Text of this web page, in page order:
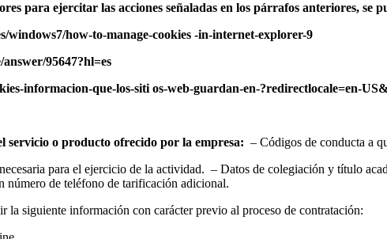
para ejercitar las acciones señaladas en los párrafos anteriores, se
how-to-manage-cookies -in-internet-explorer-9
95647?hl=es
informacion-que-los-siti os-web-guardan-en-?redirectlocale=en-
servicio o producto ofrecido por la empresa: – Códigos de conducta a
para el ejercicio de la actividad. – Datos de colegiación y título
número de teléfono de tarificación adicional.
la siguiente información con carácter previo al proceso de contratación: